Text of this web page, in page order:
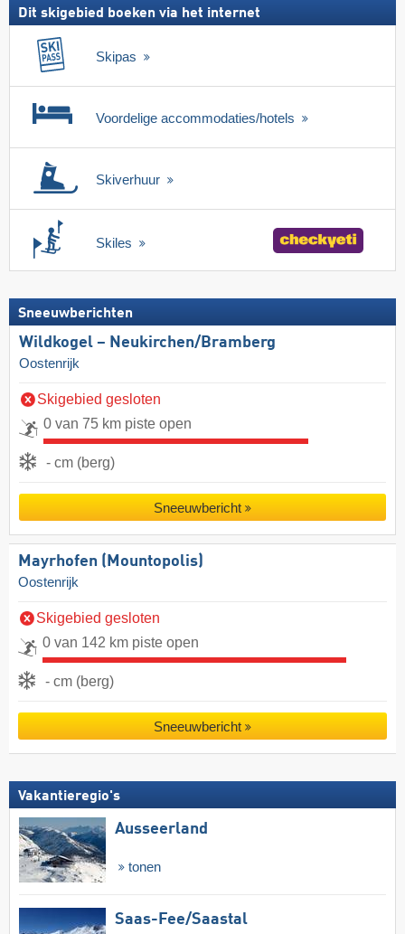
Dit skigebied boeken via het internet
Skipas
Voordelige accommodaties/hotels
Skiverhuur
Skiles
Sneeuwberichten
Wildkogel – Neukirchen/​Bramberg
Oostenrijk
Skigebied gesloten
0 van 75 km piste open
- cm (berg)
Sneeuwbericht
Mayrhofen (Mountopolis)
Oostenrijk
Skigebied gesloten
0 van 142 km piste open
- cm (berg)
Sneeuwbericht
Vakantieregio's
Ausseerland
tonen
Saas-Fee/​Saastal